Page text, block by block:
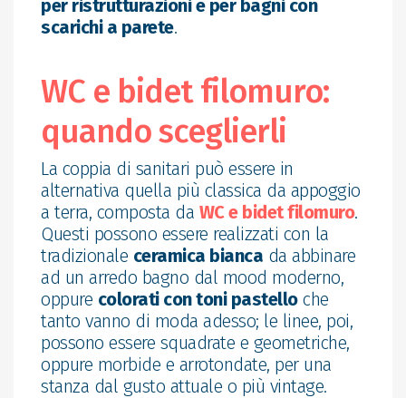
per ristrutturazioni e per bagni con
scarichi a parete.
WC e bidet filomuro:
quando sceglierli
La coppia di sanitari può essere in
alternativa quella più classica da appoggio
a terra, composta da WC e bidet filomuro.
Questi possono essere realizzati con la
tradizionale ceramica bianca da abbinare
ad un arredo bagno dal mood moderno,
oppure colorati con toni pastelloche
tanto vanno di moda adesso; le linee, poi,
possono essere squadrate e geometriche,
oppure morbide e arrotondate, per una
stanza dal gusto attuale o più vintage.